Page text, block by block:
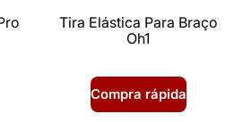
Tira Elástica Para Braço
Oh1
Compra rápida